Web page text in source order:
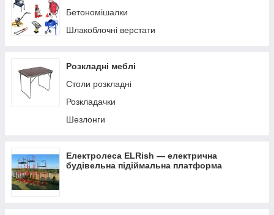
Бетономішалки
Шлакоблочні верстати
Розкладні меблі
Столи розкладні
Розкладачки
Шезлонги
Електролеса ELRish — електрична
будівельна підіймальна платформа